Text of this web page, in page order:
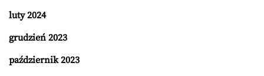
luty 2024
grudzień 2023
październik 2023